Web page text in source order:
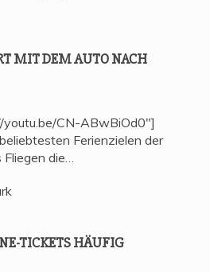
MIT DEM AUTO NACH
youtu.be/CN-ABwBiOd0"]
Ferienzielen der
die…
TICKETS HÄU­FIG